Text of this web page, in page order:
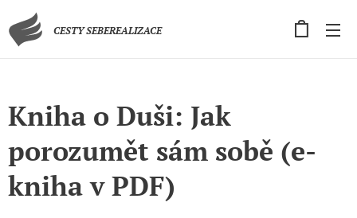
CESTY SEBEREALIZACE
Kniha o Duši: Jak
porozumět sám sobě (e-
kniha v PDF)